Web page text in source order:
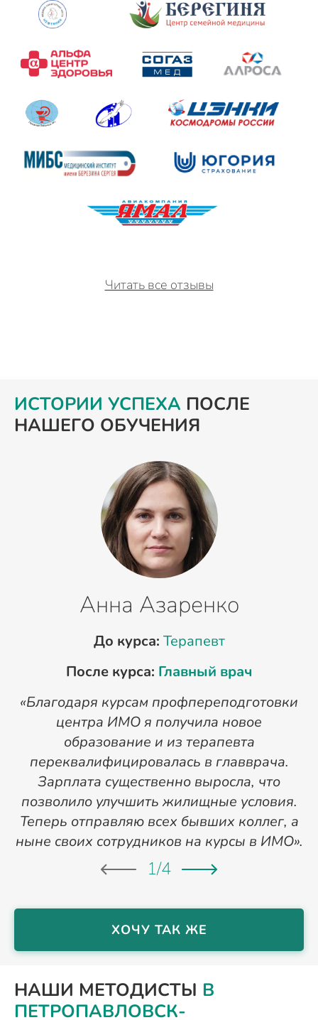
Читать все отзывы
ИСТОРИИ УСПЕХА ПОСЛЕ
НАШЕГО ОБУЧЕНИЯ
Анна Азаренко
До курса: Терапевт
После курса: Главный врач
«Благодаря курсам профпереподготовки
центра ИМО я получила новое
образование и из терапевта
переквалифицировалась в главврача.
Зарплата существенно выросла, что
позволило улучшить жилищные условия.
Теперь отправляю всех бывших коллег, а
ныне своих сотрудников на курсы в ИМО».
1/4
ХОЧУ ТАК ЖЕ
НАШИ МЕТОДИСТЫ В
ПЕТРОПАВЛОВСК-